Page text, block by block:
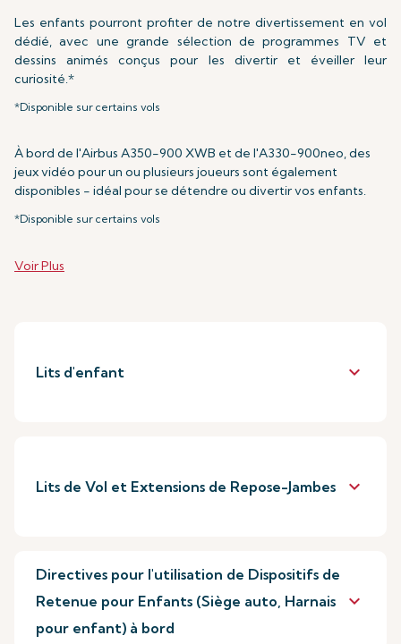
Les enfants pourront profiter de notre divertissement en vol
dédié, avec une grande sélection de programmes TV et
dessins animés conçus pour les divertir et éveiller leur
curiosité.*
*Disponible sur certains vols
À bord de l'Airbus A350-900 XWB et de l'A330-900neo, des
jeux vidéo pour un ou plusieurs joueurs sont également
disponibles - idéal pour se détendre ou divertir vos enfants.
*Disponible sur certains vols
Voir Plus
Lits d'enfant keyboard_arrow_down
Lits de Vol et Extensions de Repose-Jambes keyboard_arrow_down
Directives pour l'utilisation de Dispositifs de
Retenue pour Enfants (Siège auto, Harnais
pour enfant) à bord
keyboard_arrow_down